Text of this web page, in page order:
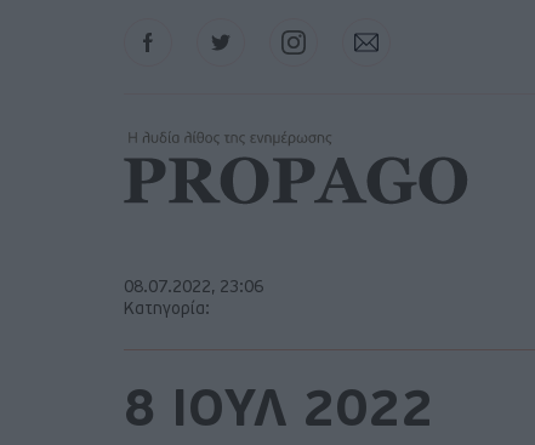
FacebookTwitter InstagramContact
08.07.2022, 23:06
Κατηγορία:
8 ΙΟΥΛ 2022